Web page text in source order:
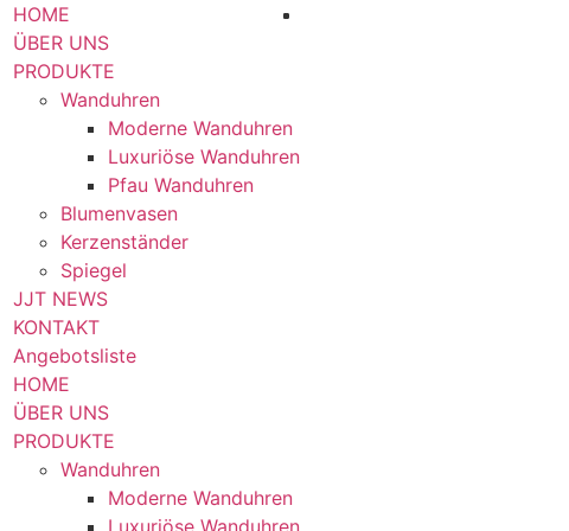
HOME
ÜBER UNS
PRODUKTE
Wanduhren
Moderne Wanduhren
Luxuriöse Wanduhren
Pfau Wanduhren
Blumenvasen
Kerzenständer
Spiegel
JJT NEWS
KONTAKT
Angebotsliste
HOME
ÜBER UNS
PRODUKTE
Wanduhren
Moderne Wanduhren
Luxuriöse Wanduhren